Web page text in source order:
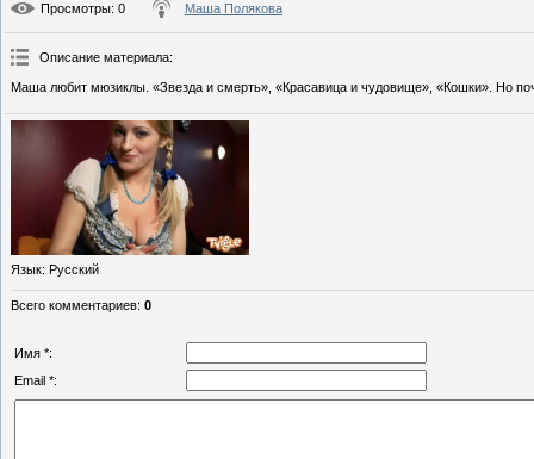
Просмотры: 0 Маша Полякова
Описание материала:
Маша любит мюзиклы. «Звезда и смерть», «Красавица и чудовище», «Кошки». Но
Язык: Русский
Всего комментариев: 0
Имя *:
Email *: